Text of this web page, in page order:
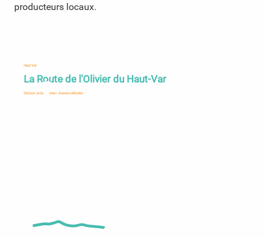
producteurs locaux.
Haut Var
La Route de l'Olivier du Haut-Var
Découvrez les bonnes adresses oléicoles